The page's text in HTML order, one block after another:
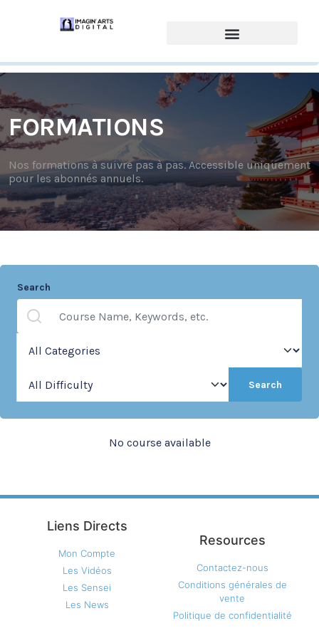
FORMATIONS
Nos formations à suivre pas à pas. Accessible uniquement
pour les abonnés annuels.
Search
Search
No course available
Liens Directs
Mon Compte
Les Vidéos
Les Sensei
Les News
Resources
Contactez-nous
Conditions générales de
vente
Politique de confidentialité